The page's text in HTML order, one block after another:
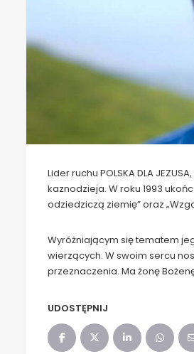
Lider ruchu POLSKA DLA
kaznodzieja. W roku 1993
odziedziczą ziemię” oraz
Wyróżniającym się tematem
wierzących. W swoim sercu
przeznaczenia. Ma żonę
UDOSTĘPNIJ